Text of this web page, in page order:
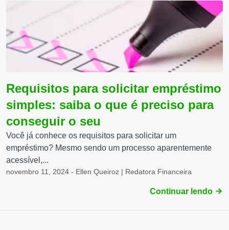
Requisitos para solicitar empréstimo
simples: saiba o que é preciso para
conseguir o seu
Você já conhece os requisitos para solicitar um
empréstimo? Mesmo sendo um processo aparentemente
acessível,...
novembro 11, 2024 - Ellen Queiroz | Redatora Financeira
Continuar lendo